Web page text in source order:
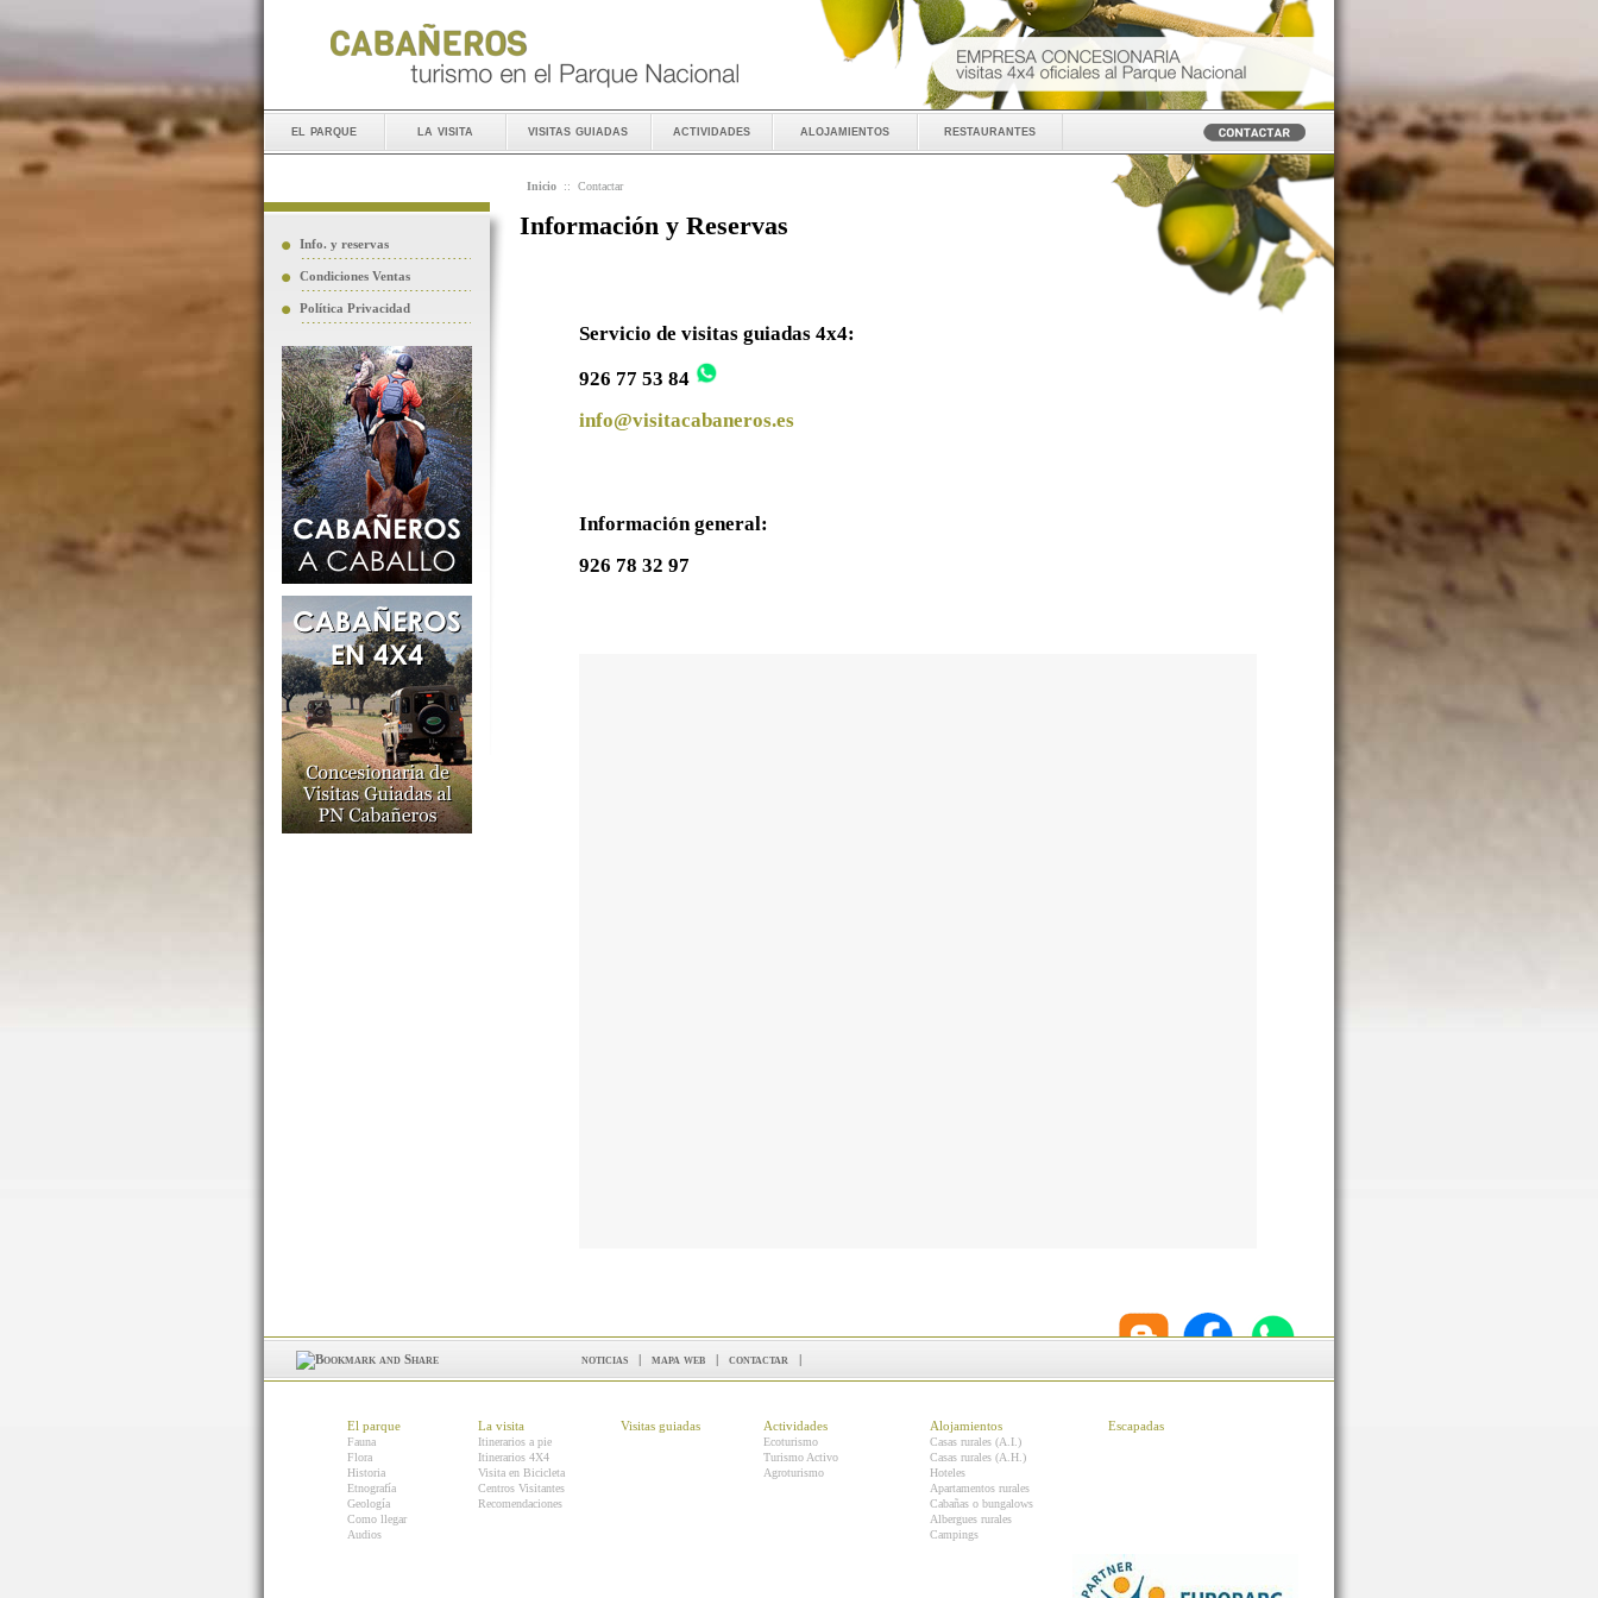
el parque la visita visitas guiadas actividades alojamientos restaurantes
Info. y reservas
Condiciones Ventas
Política Privacidad
Inicio :: Contactar
Información y Reservas
Servicio de visitas guiadas 4x4:
926 77 53 84
info@visitacabaneros.es
Información general:
926 78 32 97
noticias | mapa web | contactar |
El parque
Fauna
Flora
Historia
Etnografía
Geología
Como llegar
Audios
La visita
Itinerarios a pie
Itinerarios 4X4
Visita en Bicicleta
Centros Visitantes
Recomendaciones
Visitas guiadas Actividades
Ecoturismo
Turismo Activo
Agroturismo
Alojamientos
Casas rurales (A.I.)
Casas rurales (A.H.)
Hoteles
Apartamentos rurales
Cabañas o bungalows
Albergues rurales
Campings
Escapadas